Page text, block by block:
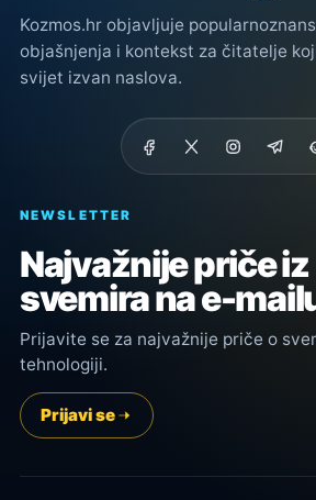
Kozmos.hr objavljuje
objašnjenja i kontekst za čitatelje
svijet izvan naslova.
NEWSLETTER
Najvažnije priče iz
svemira na e-
Prijavite se za najvažnije priče o
tehnologiji.
Prijavi se